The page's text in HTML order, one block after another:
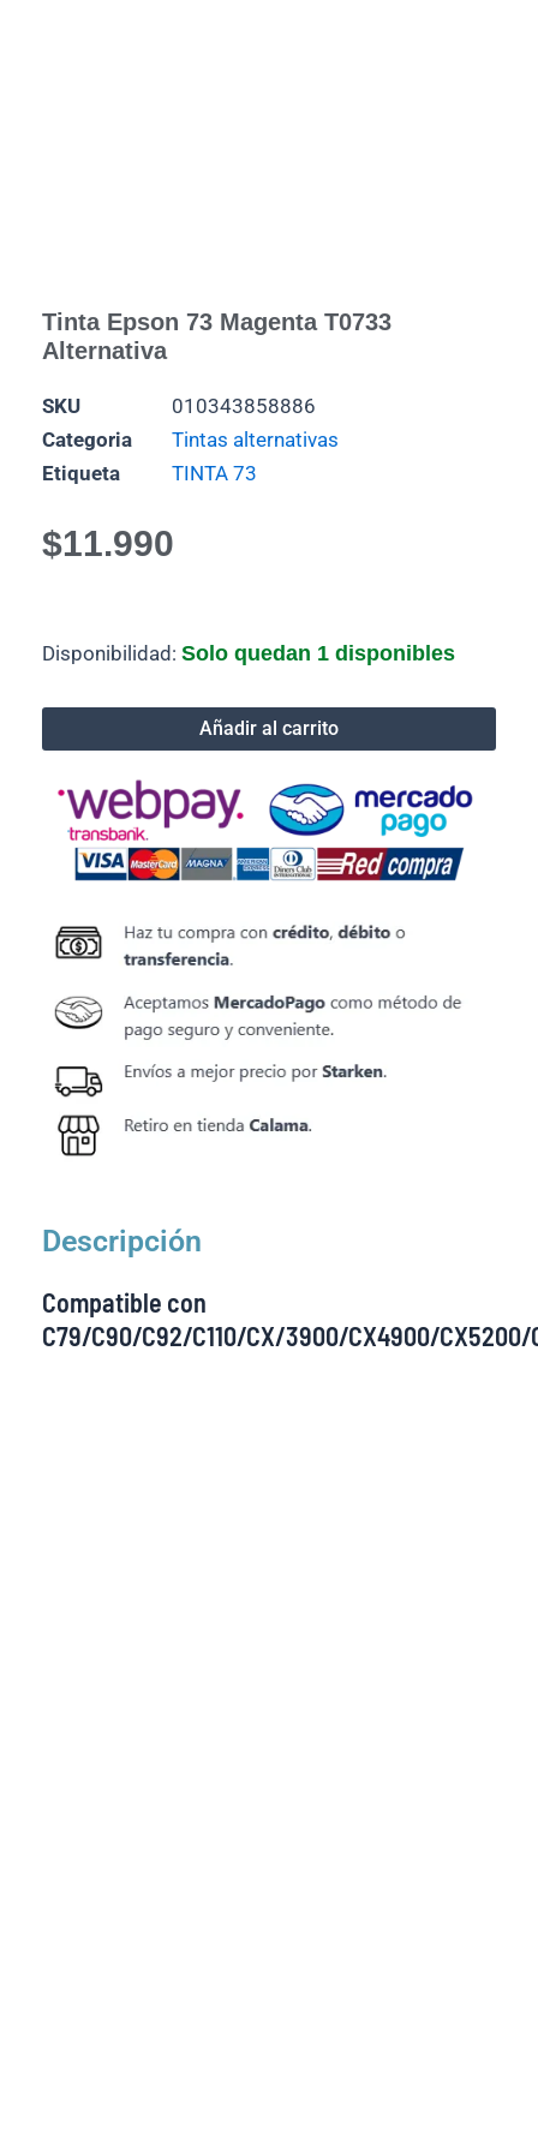
Tinta Epson 73 Magenta T0733
Alternativa
SKU
010343858886
Categoria
Tintas alternativas
Etiqueta
TINTA 73
$11.990
Disponibilidad: Solo quedan 1 disponibles
Tinta
Epson
cantidad
Añadir al carrito
Descripción
Compatible con
C79/C90/C92/C110/CX/3900/CX4900/